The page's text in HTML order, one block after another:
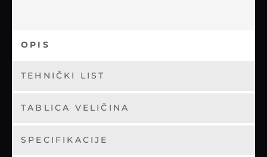
OPIS
TEHNIČKI LIST
TABLICA VELIČINA
SPECIFIKACIJE